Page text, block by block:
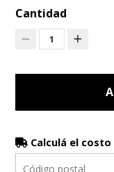
Cantidad
1
Calculá el costo